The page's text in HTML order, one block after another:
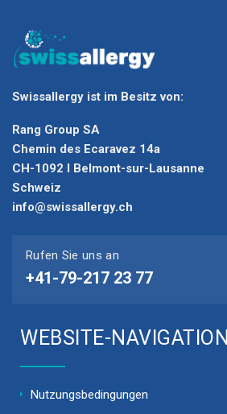
Swissallergy ist im Besitz von:
Rang Group SA
Chemin des Ecaravez 14a
CH-1092 I Belmont-sur-Lausanne
Schweiz
info@swissallergy.ch
Rufen Sie uns an
+41-79-217 23 77
WEBSITE-NAVIGATION
Nutzungsbedingungen